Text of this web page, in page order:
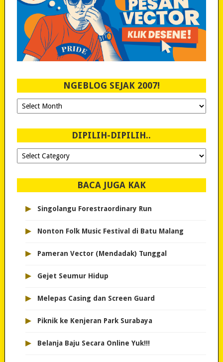
NGEBLOG SEJAK 2007!
Ngeblog
Sejak
DIPILIH-DIPILIH..
Dipilih-
dipilih..
BACA JUGA KAK
▸ Singolangu Forestraordinary Run
▸ Nonton Folk Music Festival di Batu Malang
▸ Pameran Vector (Mendadak) Tunggal
▸ Gejet Seumur Hidup
▸ Melepas Casing dan Screen Guard
▸ Piknik ke Kenjeran Park Surabaya
▸ Belanja Baju Secara Online Yuk!!!